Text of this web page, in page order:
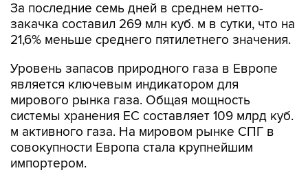
За последние семь дней в среднем нетто-
закачка составил 269 млн куб. м в сутки, что на
21,6% меньше среднего пятилетнего значения.
Уровень запасов природного газа в Европе
является ключевым индикатором для
мирового рынка газа. Общая мощность
системы хранения ЕС составляет 109 млрд куб.
м активного газа. На мировом рынке СПГ в
совокупности Европа стала крупнейшим
импортером.